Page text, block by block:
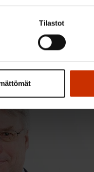
Tilastot